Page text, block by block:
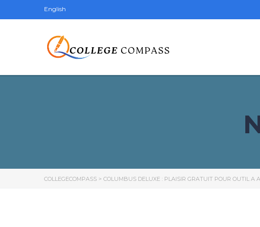
English
COLLEGECOMPASS > COLUMBUS DELUXE : PLAISIR GRATUIT POUR OUTIL A